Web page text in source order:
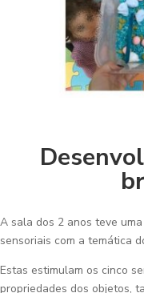
A sala dos 2 anos teve
sensoriais com a temática
Estas estimulam os cinco
propriedades dos objetos,